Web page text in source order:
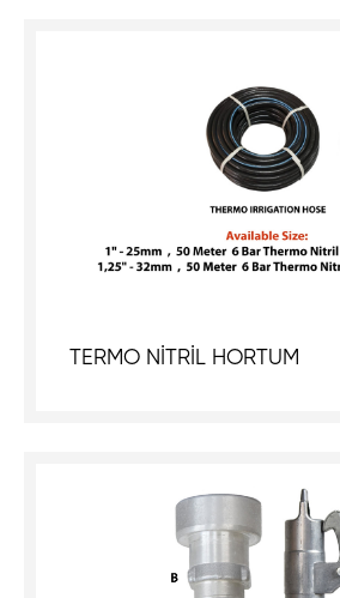
TERMO NİTRİL HORTUM